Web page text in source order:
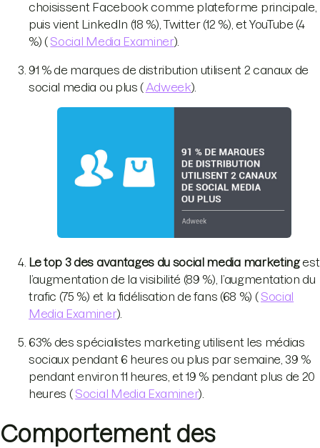
choisissent Facebook comme plateforme principale,
puis vient LinkedIn (18 %), Twitter (12 %), et YouTube (4
%) ( Social Media Examiner).
91 % de marques de distribution utilisent 2 canaux de
social media ou plus ( Adweek).
Le top 3 des avantages du social media marketingest
l’augmentation de la visibilité (89 %), l’augmentation du
trafic (75 %) et la fidélisation de fans (68 %) ( Social
Media Examiner).
63% des spécialistes marketing utilisent les médias
sociaux pendant 6 heures ou plus par semaine, 39 %
pendant environ 11 heures, et 19 % pendant plus de 20
heures ( Social Media Examiner).
Comportement des